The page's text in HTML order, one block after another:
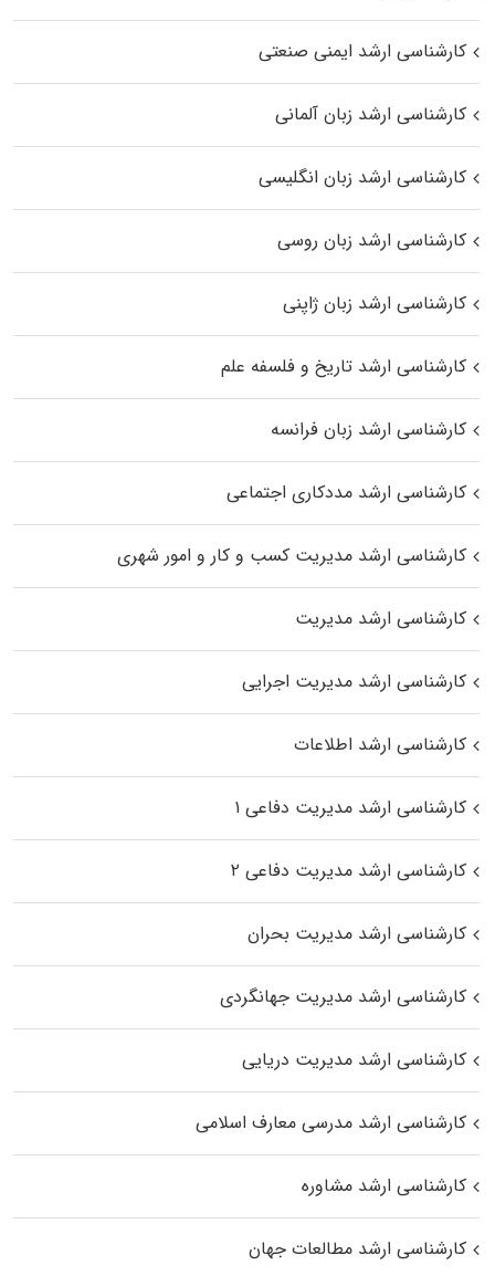
کارشناسی ارشد ایمنی صنعتی
کارشناسی ارشد زبان آلمانی
کارشناسی ارشد زبان انگلیسی
کارشناسی ارشد زبان روسی
کارشناسی ارشد زبان ژاپنی
کارشناسی ارشد تاریخ و فلسفه علم
کارشناسی ارشد زبان فرانسه
کارشناسی ارشد مددکاری اجتماعی
کارشناسی ارشد مدیریت کسب و کار و امور شهری
کارشناسی ارشد مدیریت
کارشناسی ارشد مدیریت اجرایی
کارشناسی ارشد اطلاعات
کارشناسی ارشد مدیریت دفاعی ۱
کارشناسی ارشد مدیریت دفاعی ۲
کارشناسی ارشد مدیریت بحران
کارشناسی ارشد مدیریت جهانگردی
کارشناسی ارشد مدیریت دریایی
کارشناسی ارشد مدرسی معارف اسلامی
کارشناسی ارشد مشاوره
کارشناسی ارشد مطالعات جهان